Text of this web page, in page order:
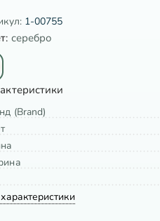
1-00755
серебро
(Brand)